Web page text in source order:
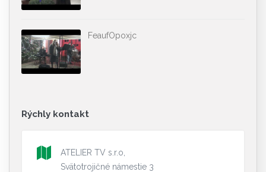
FeaufOpoxjc
Rýchly kontakt
ATELIER TV s.r.o,
Svätotrojičné námestie 3